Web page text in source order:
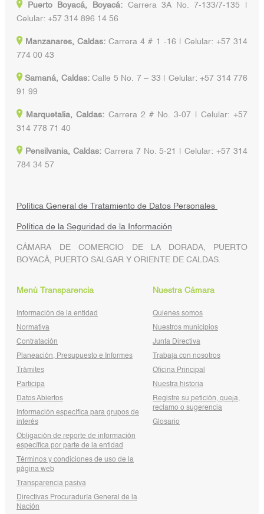
Puerto Boyacá, Boyacá:Carrera 3A No. 7-133/7-135 |
Celular: +57 314 896 14 56
Manzanares, Caldas: Carrera 4 # 1 -16 | Celular: +57 314
774 00 43
Samaná, Caldas:Calle 5 No. 7 – 33 | Celular: +57 314 776
91 99
Marquetalia, Caldas: Carrera 2 # No. 3-07 | Celular: +57
314 778 71 40
Pensilvania, Caldas:Carrera 7 No. 5-21 | Celular: +57 314
784 34 57
Política General de Tratamiento de Datos Personales
Política de la Seguridad de la Información
CÁMARA DE COMERCIO DE LA DORADA, PUERTO
BOYACÁ, PUERTO SALGAR Y ORIENTE DE CALDAS.
Menú Transparencia
Información de la entidad
Normativa
Contratación
Planeación, Presupuesto e Informes
Trámites
Participa
Datos Abiertos
Información específica para grupos de
interés
Obligación de reporte de información
específica por parte de la entidad
Términos y condiciones de uso de la
página web
Transparencia pasiva
Directivas Procuraduría General de la
Nación
Nuestra Cámara
Quienes somos
Nuestros municipios
Junta Directiva
Trabaja con nosotros
Oficina Principal
Nuestra historia
Registre su petición, queja,
reclamo o sugerencia
Glosario